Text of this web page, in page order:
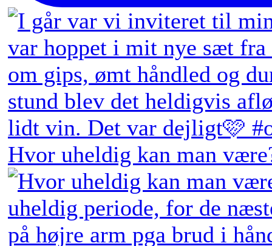
Hvor uheldig kan man